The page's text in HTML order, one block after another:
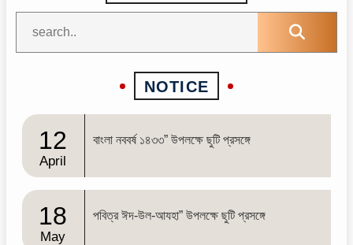
NOTICE
12
April
বাংলা নববর্ষ ১৪৩৩” উপলক্ষে ছুটি প্রসঙ্গে
18
May
পবিত্র ঈদ-উল-আযহা” উপলক্ষে ছুটি প্রসঙ্গে